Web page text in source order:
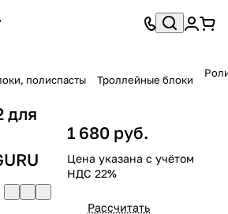
полиспасты Троллейные блоки
для
1 680 руб.
Цена указана с учётом
НДС 22%
Рассчитать